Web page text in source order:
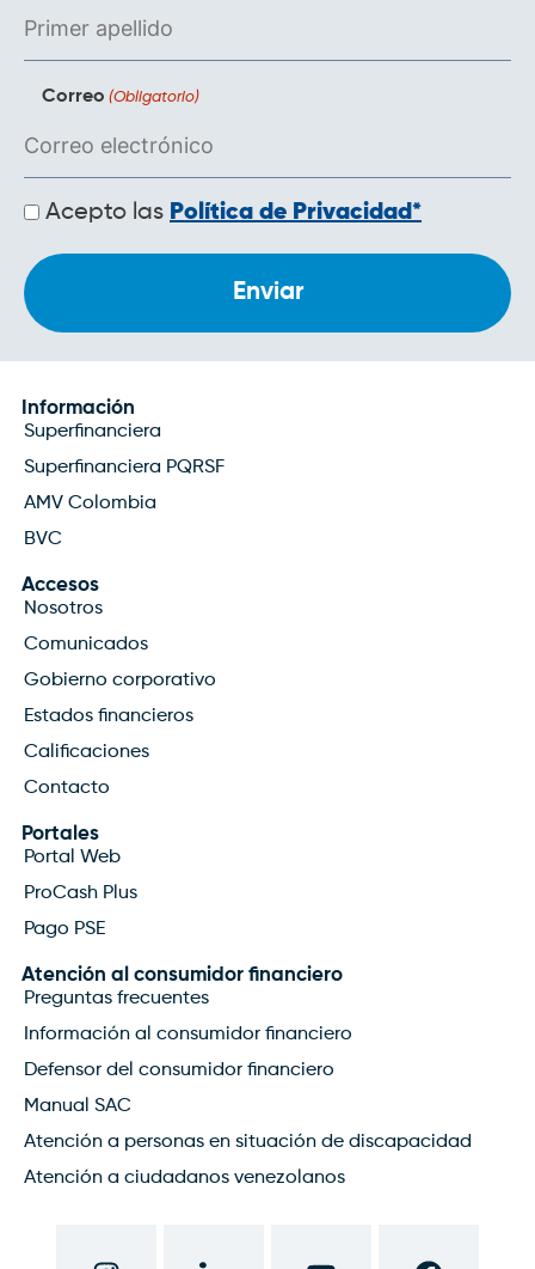
Correo (Obligatorio)
Políticas
de
Acepto las Política de Privacidad*
Información
Superfinanciera
Superfinanciera PQRSF
AMV Colombia
BVC
Accesos
Nosotros
Comunicados
Gobierno corporativo
Estados financieros
Calificaciones
Contacto
Portales
Portal Web
ProCash Plus
Pago PSE
Atención al consumidor financiero
Preguntas frecuentes
Información al consumidor financiero
Defensor del consumidor financiero
Manual SAC
Atención a personas en situación de discapacidad
Atención a ciudadanos venezolanos